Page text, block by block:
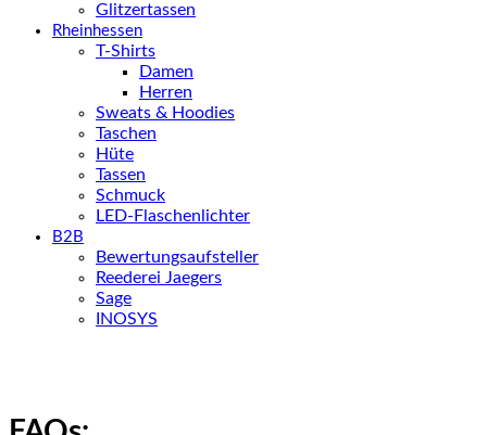
Glitzertassen
Rheinhessen
T-Shirts
Damen
Herren
Sweats & Hoodies
Taschen
Hüte
Tassen
Schmuck
LED-Flaschenlichter
B2B
Bewertungsaufsteller
Reederei Jaegers
Sage
INOSYS